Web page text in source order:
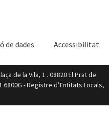
Accessibilitat
de dades
de la Vila, 1 . 08820 El Prat de
6800G - Registre d’Entitats Locals,